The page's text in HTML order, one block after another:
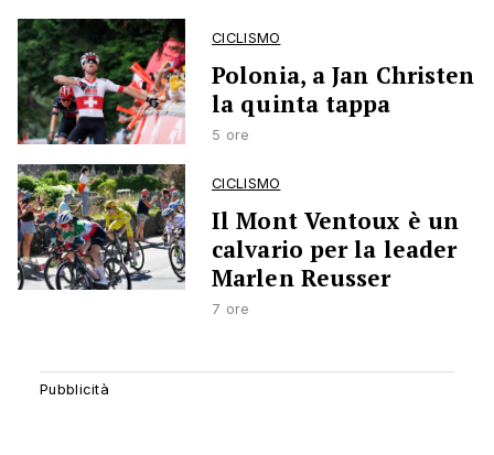
CICLISMO
Polonia, a Jan Christen
la quinta tappa
5 ore
CICLISMO
Il Mont Ventoux è un
calvario per la leader
Marlen Reusser
7 ore